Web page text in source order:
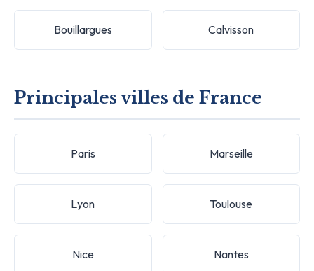
Bouillargues Calvisson
Principales villes de France
Paris Marseille
Lyon Toulouse
Nice Nantes